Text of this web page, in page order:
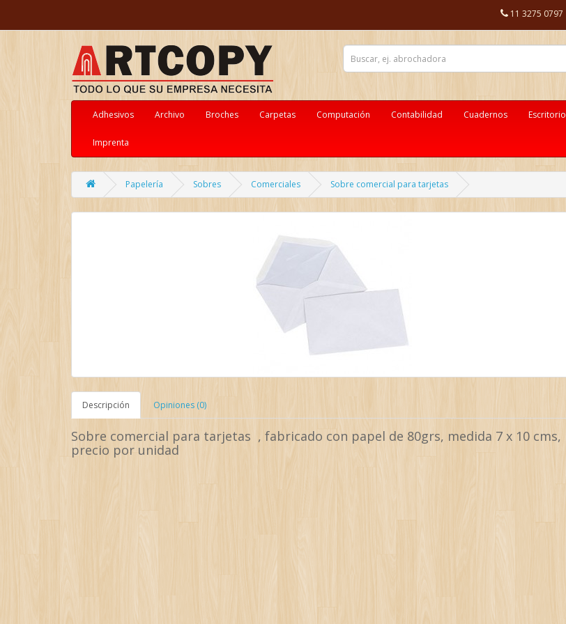
11 3275 0797
Adhesivos Archivo Broches Carpetas Computación Contabilidad Cuadernos Escritorio
Imprenta
Papelería Sobres Comerciales Sobre comercial para tarjetas
Descripción Opiniones (0)
Sobre comercial para tarjetas , fabricado con papel de 80grs, medida 7 x 10 cms,
precio por unidad